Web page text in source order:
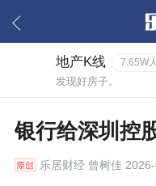
地产K线 7.65W
发现好房子。
银行给深圳控
乐居财经曾树佳